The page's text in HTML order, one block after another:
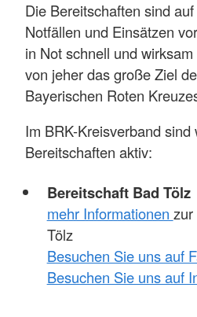
Die Bereitschaften sind
Notfällen und Einsätzen
in Not schnell und
von jeher das große Ziel
Bayerischen Roten
Im BRK-Kreisverband
Bereitschaften aktiv:
Bereitschaft Bad Tölz
mehr Informationen zur
Tölz
Besuchen Sie uns auf
Besuchen Sie uns auf